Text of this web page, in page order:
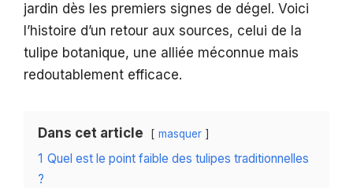
jardin dès les premiers signes de dégel. Voici
l’histoire d’un retour aux sources, celui de la
tulipe botanique, une alliée méconnue mais
redoutablement efficace.
Dans cet article masquer
1 Quel est le point faible des tulipes traditionnelles
?